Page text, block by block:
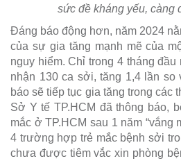
sức đề kháng yếu, càng
Đáng báo động hơn, năm 2024
của sự gia tăng mạnh mẽ của
nguy hiểm. Chỉ trong 4 tháng
nhận 130 ca sởi, tăng 1,4 lần
báo sẽ tiếp tục gia tăng trong các
Sở Y tế TP.HCM đã thông báo,
mắc ở TP.HCM sau 1 năm “vắng
4 trường hợp trẻ mắc bệnh sởi
chưa được tiêm vắc xin phòng